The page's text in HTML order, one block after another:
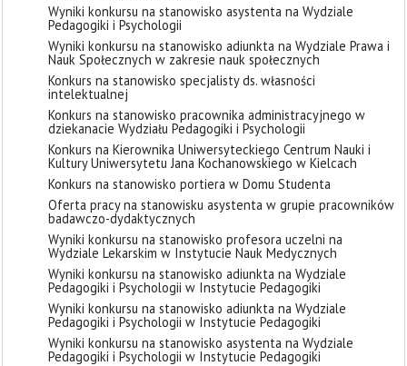
Wyniki konkursu na stanowisko asystenta na Wydziale
Pedagogiki i Psychologii
Wyniki konkursu na stanowisko adiunkta na Wydziale Prawa i
Nauk Społecznych w zakresie nauk społecznych
Konkurs na stanowisko specjalisty ds. własności
intelektualnej
Konkurs na stanowisko pracownika administracyjnego w
dziekanacie Wydziału Pedagogiki i Psychologii
Konkurs na Kierownika Uniwersyteckiego Centrum Nauki i
Kultury Uniwersytetu Jana Kochanowskiego w Kielcach
Konkurs na stanowisko portiera w Domu Studenta
Oferta pracy na stanowisku asystenta w grupie pracowników
badawczo-dydaktycznych
Wyniki konkursu na stanowisko profesora uczelni na
Wydziale Lekarskim w Instytucie Nauk Medycznych
Wyniki konkursu na stanowisko adiunkta na Wydziale
Pedagogiki i Psychologii w Instytucie Pedagogiki
Wyniki konkursu na stanowisko adiunkta na Wydziale
Pedagogiki i Psychologii w Instytucie Pedagogiki
Wyniki konkursu na stanowisko asystenta na Wydziale
Pedagogiki i Psychologii w Instytucie Pedagogiki